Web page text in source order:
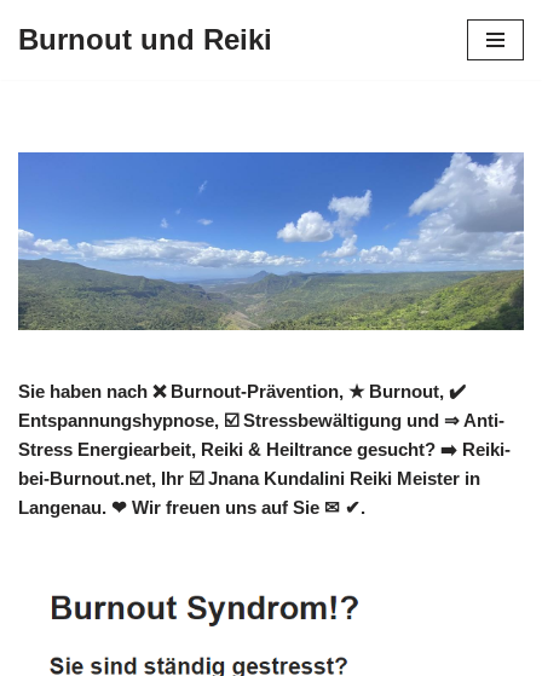
Burnout und Reiki
Sie haben nach ❌ Burnout-Prävention, ★ Burnout, ✔️
Entspannungshypnose, ☑️ Stressbewältigung und ⇒ Anti-
Stress Energiearbeit, Reiki & Heiltrance gesucht? ➡️ Reiki-
bei-Burnout.net, Ihr ☑️ Jnana Kundalini Reiki Meister in
Langenau. ❤ Wir freuen uns auf Sie ✉ ✔.